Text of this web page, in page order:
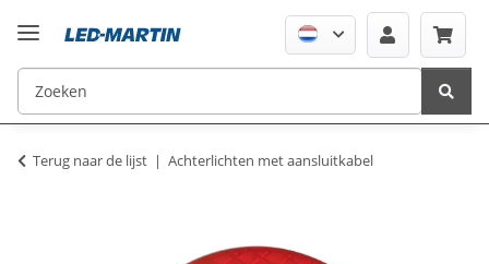
Terug naar de lijst Achterlichten met aansluitkabel